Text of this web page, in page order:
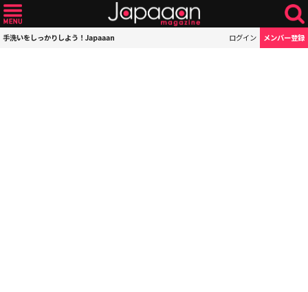
手洗いをしっかりしよう！Japaaan ログイン メンバー登録